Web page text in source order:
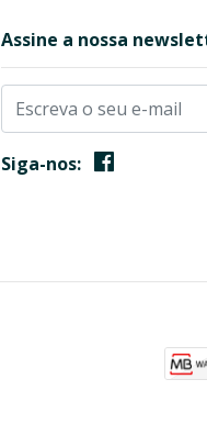
Assine a nossa
Siga-nos: